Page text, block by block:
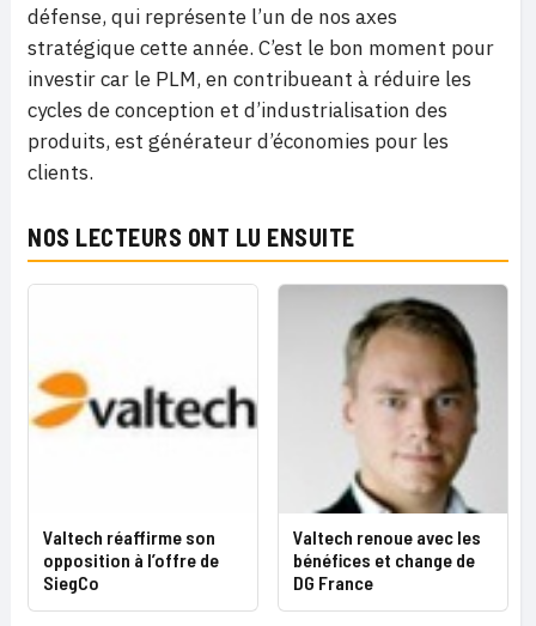
défense, qui représente l’un de nos axes
stratégique cette année. C’est le bon moment pour
investir car le PLM, en contribueant à réduire les
cycles de conception et d’industrialisation des
produits, est générateur d’économies pour les
clients.
NOS LECTEURS ONT LU ENSUITE
Valtech réaffirme son
opposition à l’offre de
SiegCo
Valtech renoue avec les
bénéfices et change de
DG France